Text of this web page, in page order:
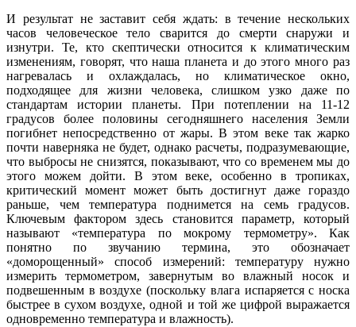
И результат не заставит себя ждать: в течение нескольких
часов человеческое тело сварится до смерти снаружи и
изнутри. Те, кто скептически относится к климатическим
изменениям, говорят, что наша планета и до этого много раз
нагревалась и охлаждалась, но климатическое окно,
подходящее для жизни человека, слишком узко даже по
стандартам истории планеты. При потеплении на 11-12
градусов более половины сегодняшнего населения Земли
погибнет непосредственно от жары. В этом веке так жарко
почти наверняка не будет, однако расчеты, подразумевающие,
что выбросы не снизятся, показывают, что со временем мы до
этого можем дойти. В этом веке, особенно в тропиках,
критический момент может быть достигнут даже гораздо
раньше, чем температура поднимется на семь градусов.
Ключевым фактором здесь становится параметр, который
называют «температура по мокрому термометру». Как
понятно по звучанию термина, это обозначает
«доморощенный» способ измерений: температуру нужно
измерить термометром, завернутым во влажный носок и
подвешенным в воздухе (поскольку влага испаряется с носка
быстрее в сухом воздухе, одной и той же цифрой выражается
одновременно температура и влажность).